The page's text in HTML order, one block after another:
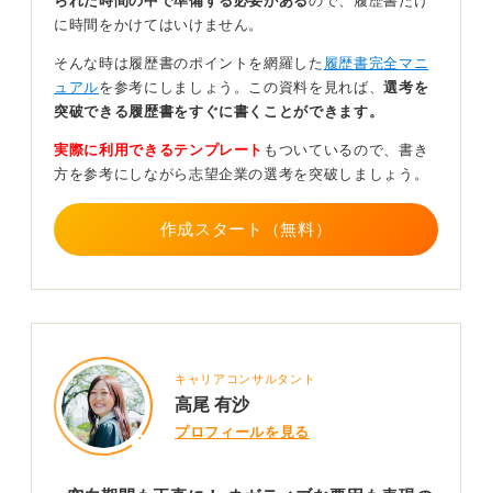
その理由を説明できることが重要で、たとえば音楽を目
指しつつ生活のためにバイトをしていた、1年頑張ってダ
メなら諦める計画だったなど、無計画でなかったことを
示せれば良いでしょう。育児や介護も正当な理由になり
ます。
0
に時間をかけてはいけません。
そんな時は履歴書のポイントを網羅した 履歴書完全マニ
ュアルを参考にしましょう。この資料を見れば、選考を
突破できる履歴書をすぐに書くことができます。
実際に利用できるテンプレート もついているので、書き
方を参考にしながら志望企業の選考を突破しましょう。
作成スタート（無料）
キャリアコンサルタント
高尾 有沙
プロフィールを見る